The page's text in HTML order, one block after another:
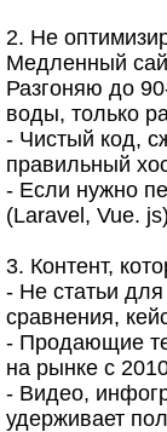
2. Не
Медленный
Разгоняю до
воды, только
- Чистый код,
правильный
- Если нужно
(Laravel, Vue. js)
3. Контент,
- Не статьи
сравнения,
- Продающие
на рынке с
- Видео,
удерживает